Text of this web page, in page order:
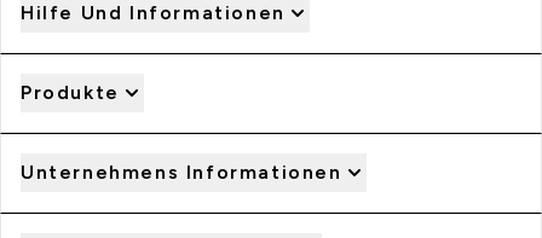
Hilfe Und Informationen
Produkte
Unternehmens Informationen